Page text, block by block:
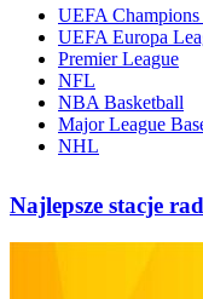
UEFA Champions
UEFA Europa
Premier League
NFL
NBA Basketball
Major League
NHL
Najlepsze stacje